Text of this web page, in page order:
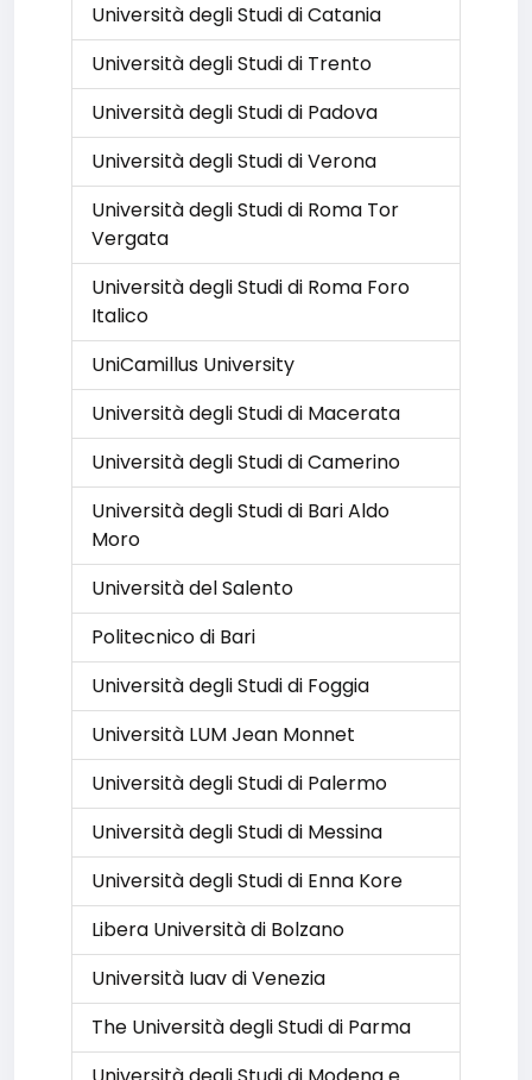
Università degli Studi di Catania
Università degli Studi di Trento
Università degli Studi di Padova
Università degli Studi di Verona
Università degli Studi di Roma Tor
Vergata
Università degli Studi di Roma Foro
Italico
UniCamillus University
Università degli Studi di Macerata
Università degli Studi di Camerino
Università degli Studi di Bari Aldo
Moro
Università del Salento
Politecnico di Bari
Università degli Studi di Foggia
Università LUM Jean Monnet
Università degli Studi di Palermo
Università degli Studi di Messina
Università degli Studi di Enna Kore
Libera Università di Bolzano
Università Iuav di Venezia
The Università degli Studi di Parma